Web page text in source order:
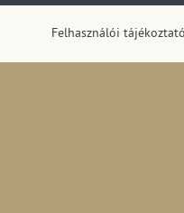
megoszlása
Felhasználói